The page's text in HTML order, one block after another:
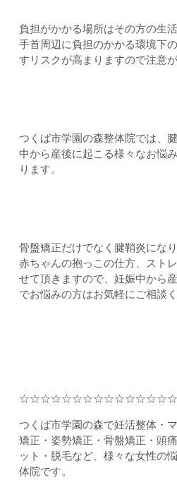
負担がかかる場所はその方の生
手首周辺に負担のかかる環境下
すリスクが高まりますので注意が
つくば市学園の森整体院では、
中から産後に起こる様々なお悩
ります。
骨盤矯正だけでなく腱鞘炎にな
赤ちゃんの抱っこの仕方、スト
せて頂きますので、妊娠中から
でお悩みの方はお気軽にご相談
つくば市学園の森で妊活整体・
矯正・姿勢矯正・骨盤矯正・頭
ット・脱毛など、様々な女性の
体院です。